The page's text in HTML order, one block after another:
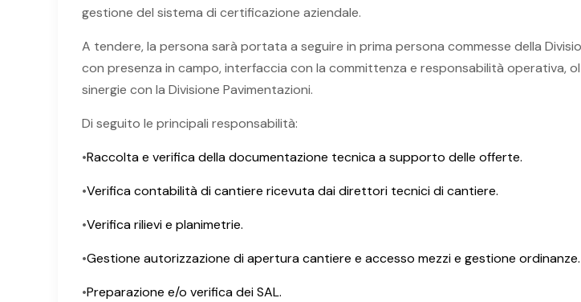
gestione del sistema di certificazione aziendale.
A tendere, la persona sarà portata a seguire in prima persona commesse della
con presenza in campo, interfaccia con la committenza e responsabilità operativa,
sinergie con la Divisione Pavimentazioni.
Di seguito le principali responsabilità:
•Raccolta e verifica della documentazione tecnica a supporto delle offerte.
•Verifica contabilità di cantiere ricevuta dai direttori tecnici di cantiere.
•Verifica rilievi e planimetrie.
•Gestione autorizzazione di apertura cantiere e accesso mezzi e gestione ordinanze.
•Preparazione e/o verifica dei SAL.